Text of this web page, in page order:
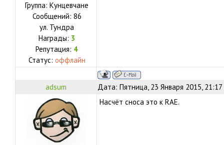
Группа: Кунцевчане
Сообщений: 86
ул. Тундра
Награды: 3
Репутация: 4
Статус: оффлайн
adsum Дата: Пятница, 23 Января 2015,
Насчёт сноса это к RAE.